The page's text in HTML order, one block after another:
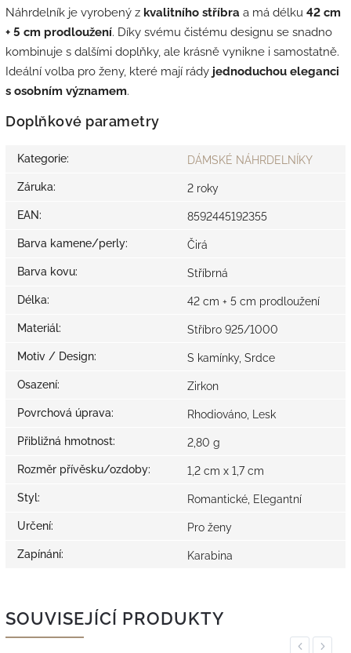
Náhrdelník je vyrobený z kvalitního stříbra a má délku 42 cm
+ 5 cm prodloužení. Díky svému čistému designu se snadno
kombinuje s dalšími doplňky, ale krásně vynikne i samostatně.
Ideální volba pro ženy, které mají rády jednoduchou eleganci
s osobním významem.
Doplňkové parametry
Kategorie: DÁMSKÉ NÁHRDELNÍKY
Záruka: 2 roky
EAN: 8592445192355
Barva kamene/perly: Čirá
Barva kovu: Stříbrná
Délka: 42 cm + 5 cm prodloužení
Materiál: Stříbro 925/1000
Motiv / Design: S kamínky, Srdce
Osazení: Zirkon
Povrchová úprava: Rhodiováno, Lesk
Přibližná hmotnost: 2,80 g
Rozměr přívěsku/ozdoby: 1,2 cm x 1,7 cm
Styl: Romantické, Elegantní
Určení: Pro ženy
Zapínání: Karabina
SOUVISEJÍCÍ PRODUKTY
Previous
Next